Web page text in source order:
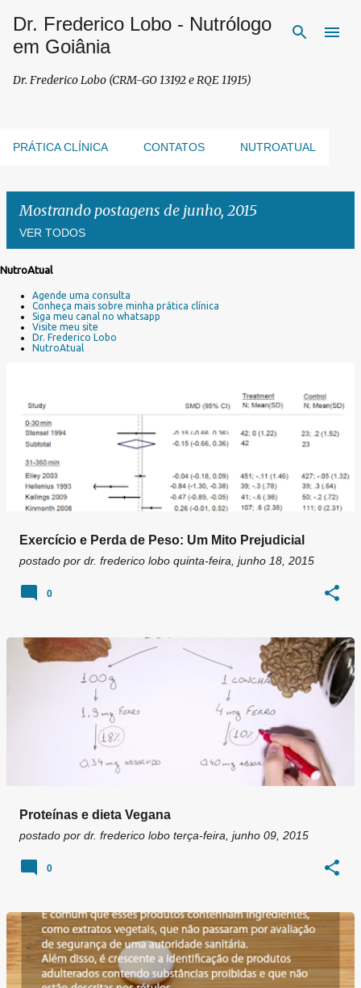
Pular para o conteúdo principal
Dr. Frederico Lobo - Nutrólogo
em Goiânia
Dr. Frederico Lobo (CRM-GO 13192 e RQE 11915)
PRÁTICA CLÍNICA CONTATOS NUTROATUAL
Mostrando postagens de junho, 2015
VER TODOS
NutroAtual
Agende uma consulta
Conheça mais sobre minha prática clínica
Siga meu canal no whatsapp
Visite meu site
Dr. Frederico Lobo
NutroAtual
Exercício e Perda de Peso: Um Mito Prejudicial
postado por dr. frederico lobo quinta-feira, junho 18, 2015
0
Proteínas e dieta Vegana
postado por dr. frederico lobo terça-feira, junho 09, 2015
0